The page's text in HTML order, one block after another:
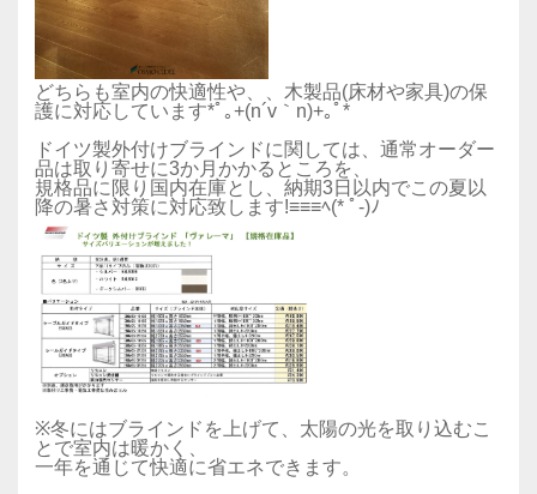
どちらも室内の快適性や、、木製品(床材や家具)の保
護に対応しています*ﾟ｡+(n´v｀n)+｡ﾟ*
ドイツ製外付けブラインドに関しては、通常オーダー
品は取り寄せに3か月かかるところを、
規格品に限り国内在庫とし、納期3日以内でこの夏以
降の暑さ対策に対応致します!≡≡≡ﾍ(* ﾟ-)ﾉ
※冬にはブラインドを上げて、太陽の光を取り込むこ
とで室内は暖かく、
一年を通じて快適に省エネできます。